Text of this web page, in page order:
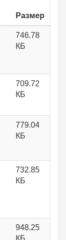
Размер
746.78
КБ
709.72
КБ
779.04
КБ
732.85
КБ
948.25